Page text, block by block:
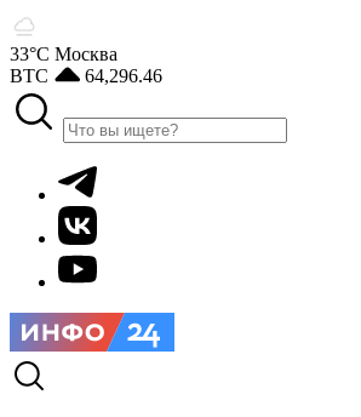
33°С Москва
BTC
64,296.46